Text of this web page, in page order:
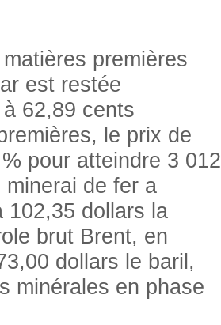
premières
est restée
62,89 cents
le prix de
pour atteindre 3 012
minerai de fer a
102,35 dollars la
brut Brent, en
dollars le baril,
minérales en phase